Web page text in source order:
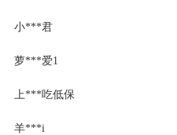
小***君
萝***爱1
上***吃低保
羊***i